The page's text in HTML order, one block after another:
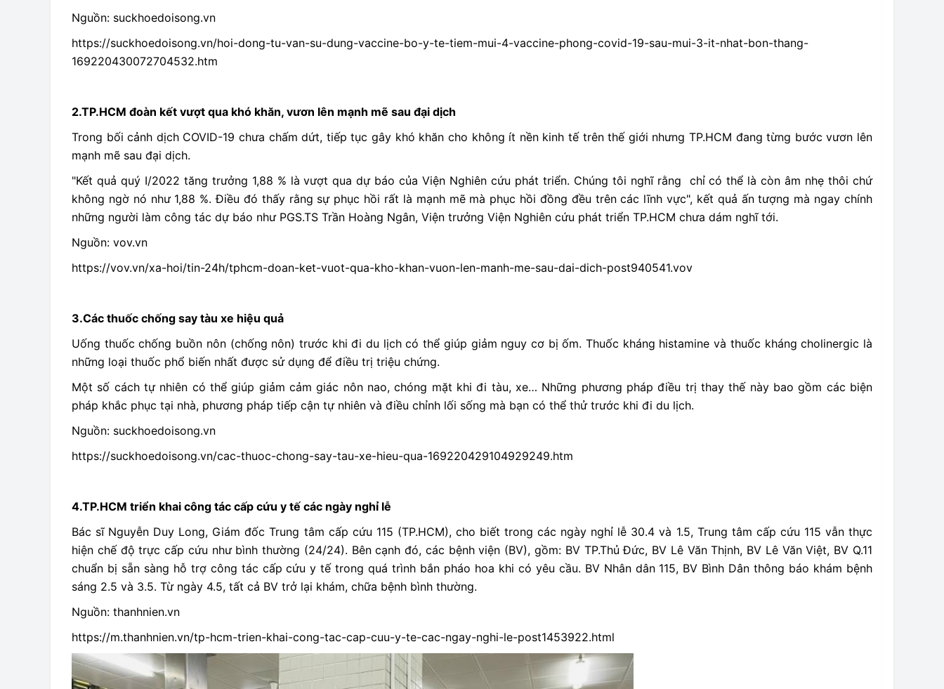
Nguồn: suckhoedoisong.vn
https://suckhoedoisong.vn/hoi-dong-tu-van-su-dung-vaccine-bo-y-te-tiem-mui-4-vaccine-phong-covid-19-sau-mui-3-it-nhat-bon-thang-
169220430072704532.htm
2.TP.HCM đoàn kết vượt qua khó khăn, vươn lên mạnh mẽ sau đại dịch
Trong bối cảnh dịch COVID-19 chưa chấm dứt, tiếp tục gây khó khăn cho không ít nền kinh tế trên thế giới nhưng TP.HCM đang từng bước vươn lên
mạnh mẽ sau đại dịch.
"Kết quả quý I/2022 tăng trưởng 1,88 % là vượt qua dự báo của Viện Nghiên cứu phát triển. Chúng tôi nghĩ rằng chỉ có thể là còn âm nhẹ thôi chứ
không ngờ nó như 1,88 %. Điều đó thấy rằng sự phục hồi rất là mạnh mẽ mà phục hồi đồng đều trên các lĩnh vực", kết quả ấn tượng mà ngay chính
những người làm công tác dự báo như PGS.TS Trần Hoàng Ngân, Viện trưởng Viện Nghiên cứu phát triển TP.HCM chưa dám nghĩ tới.
Nguồn: vov.vn
https://vov.vn/xa-hoi/tin-24h/tphcm-doan-ket-vuot-qua-kho-khan-vuon-len-manh-me-sau-dai-dich-post940541.vov
3.Các thuốc chống say tàu xe hiệu quả
Uống thuốc chống buồn nôn (chống nôn) trước khi đi du lịch có thể giúp giảm nguy cơ bị ốm. Thuốc kháng histamine và thuốc kháng cholinergic là
những loại thuốc phổ biến nhất được sử dụng để điều trị triệu chứng.
Một số cách tự nhiên có thể giúp giảm cảm giác nôn nao, chóng mặt khi đi tàu, xe… Những phương pháp điều trị thay thế này bao gồm các biện
pháp khắc phục tại nhà, phương pháp tiếp cận tự nhiên và điều chỉnh lối sống mà bạn có thể thử trước khi đi du lịch.
Nguồn: suckhoedoisong.vn
https://suckhoedoisong.vn/cac-thuoc-chong-say-tau-xe-hieu-qua-169220429104929249.htm
4.TP.HCM triển khai công tác cấp cứu y tế các ngày nghỉ lễ
Bác sĩ Nguyễn Duy Long, Giám đốc Trung tâm cấp cứu 115 (TP.HCM), cho biết trong các ngày nghỉ lễ 30.4 và 1.5, Trung tâm cấp cứu 115 vẫn thực
hiện chế độ trực cấp cứu như bình thường (24/24). Bên cạnh đó, các bệnh viện (BV), gồm: BV TP.Thủ Đức, BV Lê Văn Thịnh, BV Lê Văn Việt, BV Q.11
chuẩn bị sẵn sàng hỗ trợ công tác cấp cứu y tế trong quá trình bắn pháo hoa khi có yêu cầu. BV Nhân dân 115, BV Bình Dân thông báo khám bệnh
sáng 2.5 và 3.5. Từ ngày 4.5, tất cả BV trở lại khám, chữa bệnh bình thường.
Nguồn: thanhnien.vn
https://m.thanhnien.vn/tp-hcm-trien-khai-cong-tac-cap-cuu-y-te-cac-ngay-nghi-le-post1453922.html